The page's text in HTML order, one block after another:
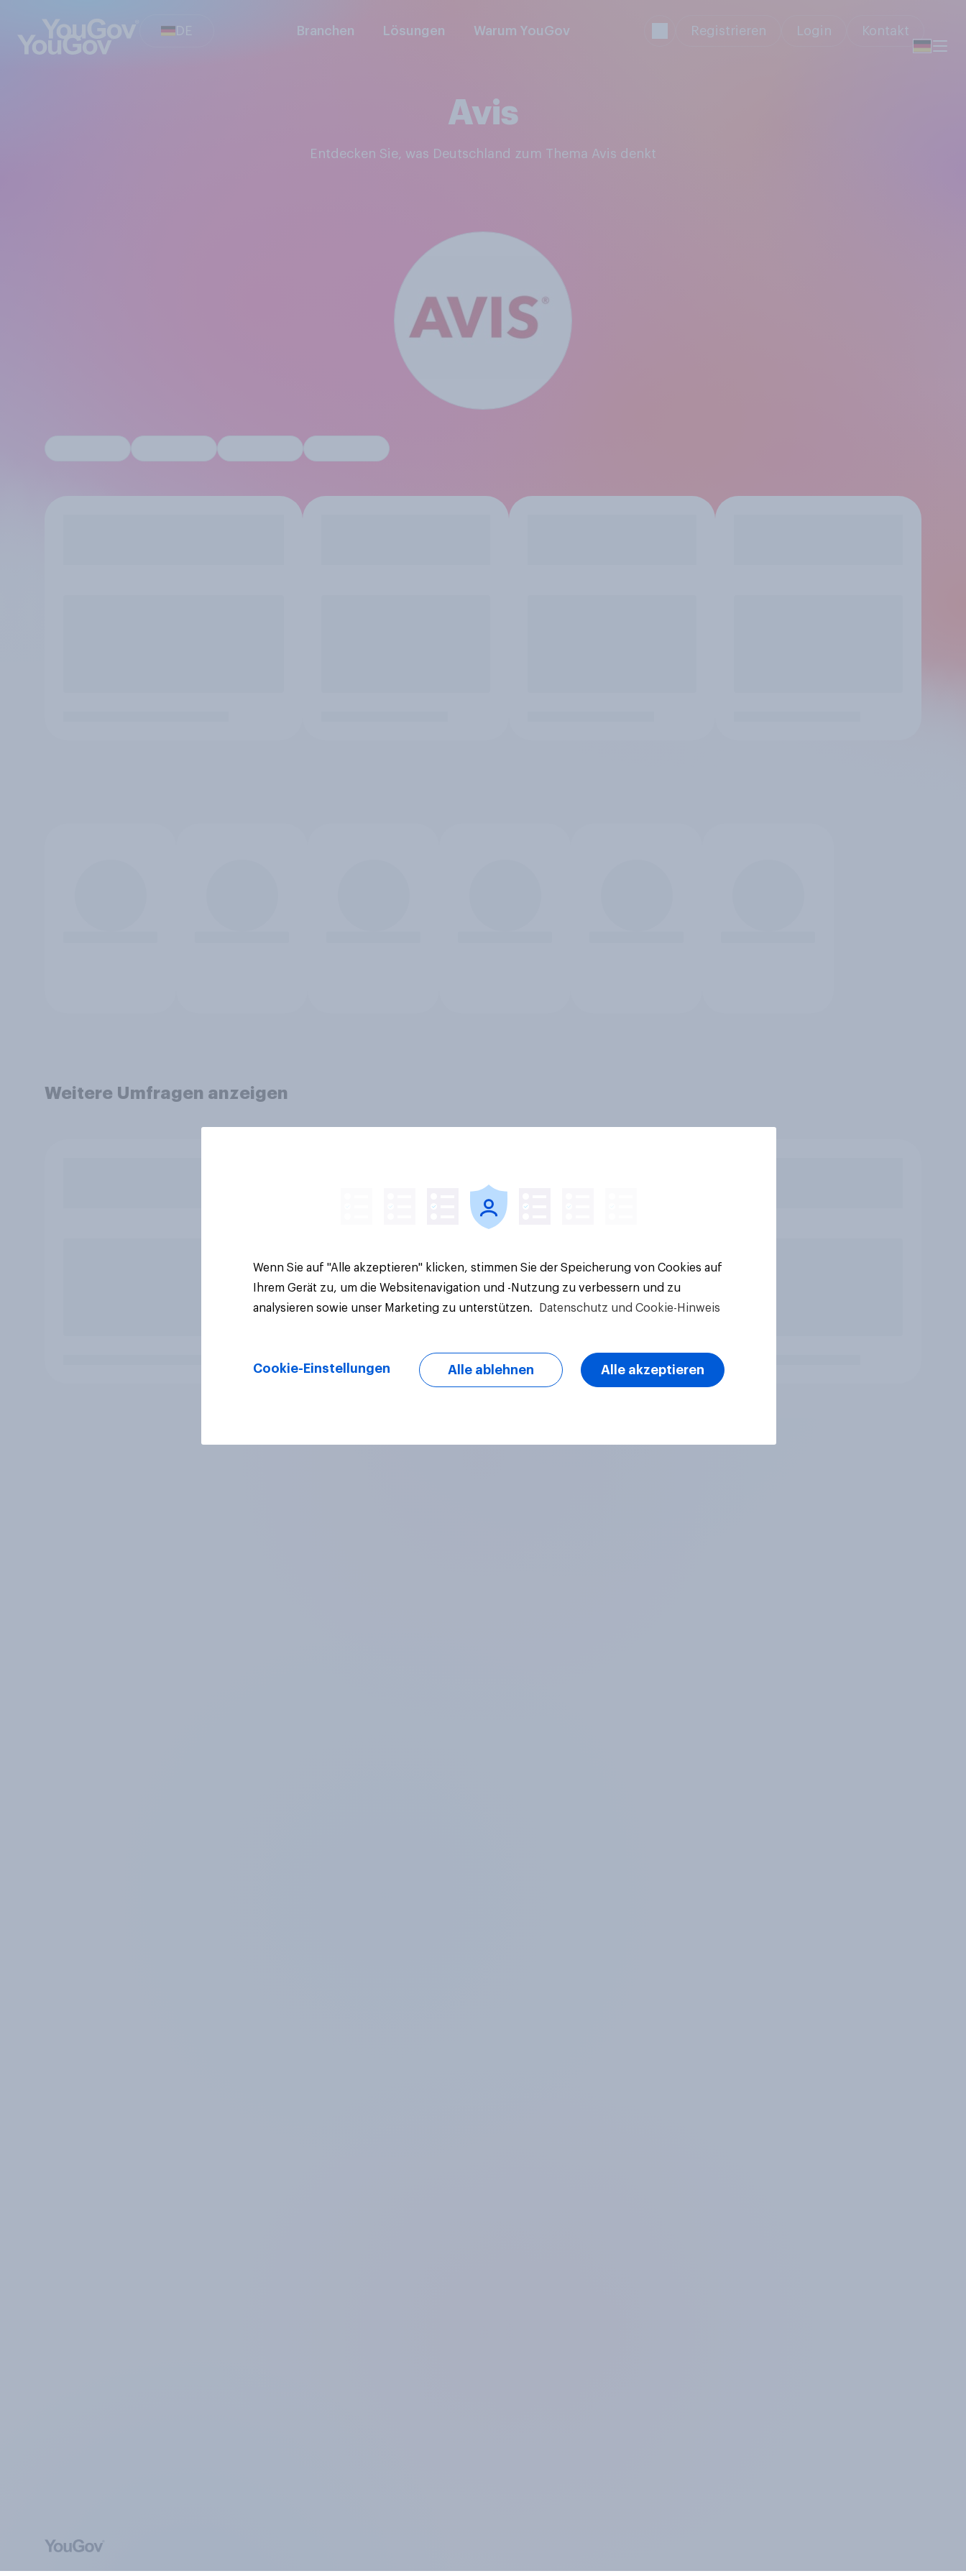
DE Branchen Lösungen Warum YouGov Registrieren Login Kontakt
Avis
Entdecken Sie, was Deutschland zum Thema Avis denkt
Weitere Umfragen anzeigen
Wenn Sie auf "Alle akzeptieren" klicken, stimmen Sie der Speicherung von Cookies auf
Ihrem Gerät zu, um die Websitenavigation und -Nutzung zu verbessern und zu
analysieren sowie unser Marketing zu unterstützen.
Datenschutz und Cookie-Hinweis
Cookie-Einstellungen Alle ablehnen Alle akzeptieren